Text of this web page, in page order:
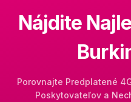
Nájdite
Porovnajte Predplatené
Poskytovateľov a